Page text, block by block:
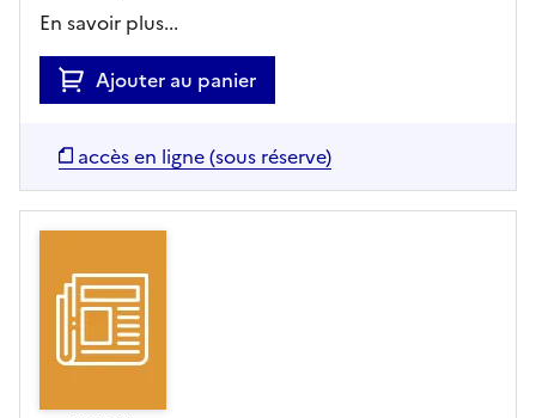
En savoir plus...
Ajouter au panier
accès en ligne (sous réserve)